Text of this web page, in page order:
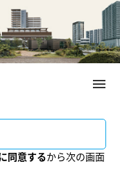
menu
同意するから次の画面